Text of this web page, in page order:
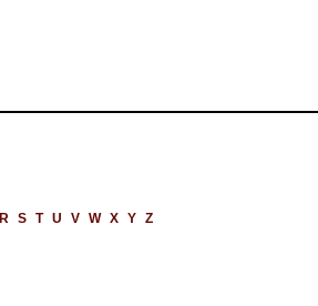
R S T U V W X Y Z